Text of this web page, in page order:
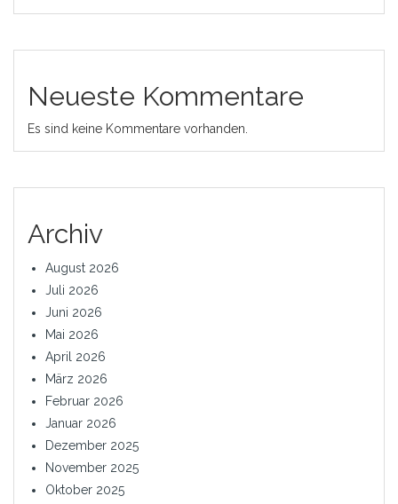
Neueste Kommentare
Es sind keine Kommentare vorhanden.
Archiv
August 2026
Juli 2026
Juni 2026
Mai 2026
April 2026
März 2026
Februar 2026
Januar 2026
Dezember 2025
November 2025
Oktober 2025